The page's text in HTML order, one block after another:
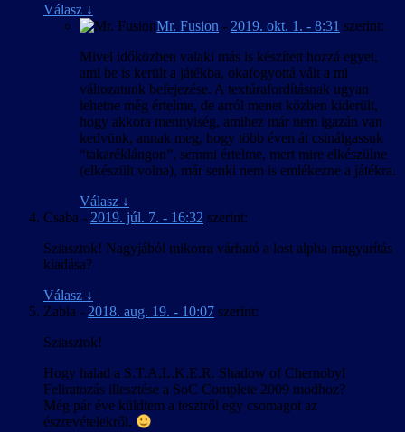
Válasz ↓
Mr. Fusion - 2019. okt. 1. - 8:31 szerint:
Mivel időközben valaki más is készített hozzá egyet,
ami be is került a játékba, okafogyottá vált a mi
változatunk befejezése. A textúrafordításnak ugyan
lehetne még értelme, de arról menet közben kiderült,
hogy akkora mennyiség, amihez már nem igazán van
kedvünk, annak meg, hogy több éven át csinálgassuk
“takaréklángon”, semmi értelme, mert mire elkészülne
(elkészült volna), már senki nem is emlékezne a játékra.
Válasz ↓
Csaba - 2019. júl. 7. - 16:32 szerint:
Sziasztok! Nagyjából mikorra várható a lost alpha magyarítás
kiadása?
Válasz ↓
Zabla - 2018. aug. 19. - 10:07 szerint:
Sziasztok!
Hogy halad a S.T.A.L.K.E.R. Shadow of Chernobyl
Feliratozás illesztése a SoC Complete 2009 modhoz?
Még pár éve küldtem a tesztről egy csomagot az
észrevételekről.